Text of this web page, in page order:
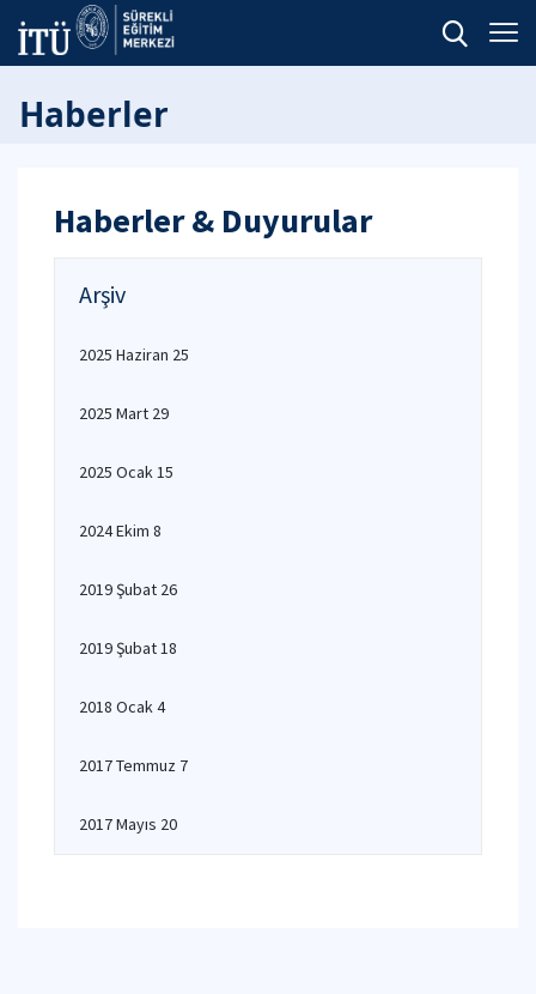
Haberler
Haberler & Duyurular
Arşiv
2025 Haziran 25
2025 Mart 29
2025 Ocak 15
2024 Ekim 8
2019 Şubat 26
2019 Şubat 18
2018 Ocak 4
2017 Temmuz 7
2017 Mayıs 20